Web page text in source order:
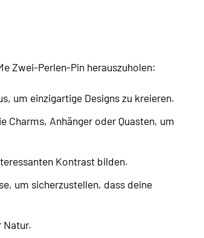
Zwei-Perlen-Pin herauszuholen:
um einzigartige Designs zu kreieren.
Charms, Anhänger oder Quasten, um
Kontrast bilden.
um sicherzustellen, dass deine
Natur.